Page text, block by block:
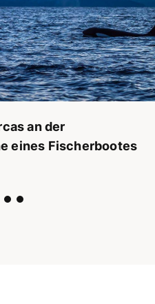
an der
eines Fischerbootes